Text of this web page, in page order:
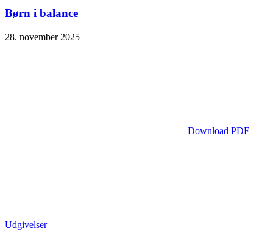
Børn i balance
28. november 2025
Download PDF
Udgivelser